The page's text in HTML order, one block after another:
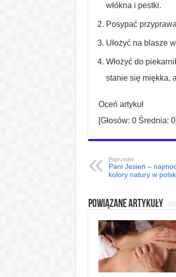
włókna i pestki.
Posypać
Ułożyć na blasze
Włożyć do
stanie się miękka,
Oceń artykuł
[Głosów: 0Średnia: 0]
Poprzedni
Pani Jesień –
kolory natury w
Powiązane artykuły